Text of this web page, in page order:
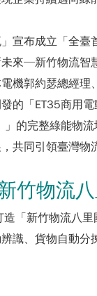
宣布成立「全
來─新竹物流智
機郭約瑟總經
的「ET35商用
」的完整綠能物
共同引領臺灣物
竹物流
「新竹物流八
識、貨物自動